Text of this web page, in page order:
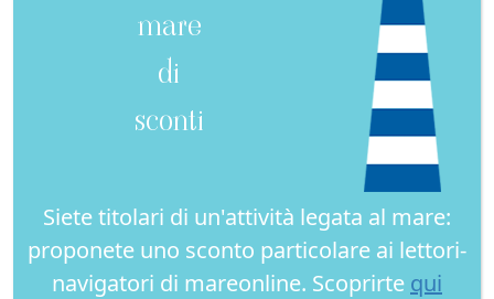
mare
di
sconti
Siete titolari di un'attività legata al mare:
proponete uno sconto particolare ai lettori-
navigatori di mareonline. Scoprirte qui